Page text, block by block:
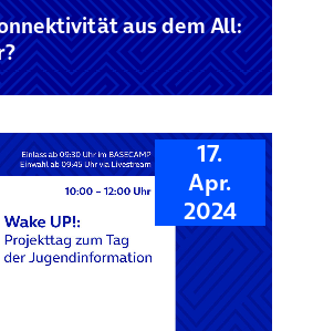
aus dem All:
17.
Apr.
2024